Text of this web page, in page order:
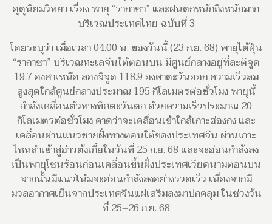
อุตุนิยมวิทยา เรื่อง พายุ “รากาซา” และฝนตกหนักถึงหนักมาก
บริเวณประเทศไทย ฉบับที่ 3
โดยระบุว่า เมื่อเวลา 04.00 น. ของวันนี้ (23 ก.ย. 68) พายุไต้ฝุ่น
“รากาซา” บริเวณทะเลจีนใต้ตอนบน มีศูนย์กลางอยู่ที่ละติจูด
19.7 องศาเหนือ ลองจิจูด 118.9 องศาตะวันออก ความเร็วลม
สูงสุดใกล้ศูนย์กลางประมาณ 195 กิโลเมตรต่อชั่วโมง พายุนี้
กำลังเคลื่อนตัวทางทิศตะวันตก ด้วยความเร็วประมาณ 20
กิโลเมตรต่อชั่วโมง คาดว่าจะเคลื่อนเข้าใกล้เกาะฮ่องกง และ
เคลื่อนผ่านแนวชายฝั่งทางตอนใต้ของประเทศจีน ผ่านเกาะ
ไหหลำเข้าสู่อ่าวตังเกี๋ยในวันที่ 25 ก.ย. 68 และจะอ่อนกำลังลง
เป็นพายุโซนร้อนก่อนเคลื่อนขึ้นฝั่งประเทศเวียดนามตอนบน
จากนั้นมีแนวโน้มจะอ่อนกำลังลงอย่างรวดเร็ว เนื่องจากมี
มวลอากาศเย็นจากประเทศจีนแผ่เสริมลงมาปกคลุม ในช่วงวัน
ที่ 25–26 ก.ย. 68